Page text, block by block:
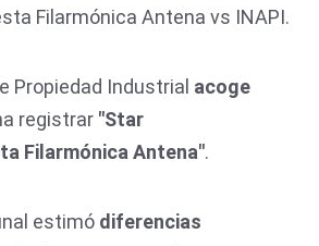
Filarmónica Antena vs INAPI.
Propiedad Industrial acoge
registrar "Star
Filarmónica Antena".
estimó diferencias